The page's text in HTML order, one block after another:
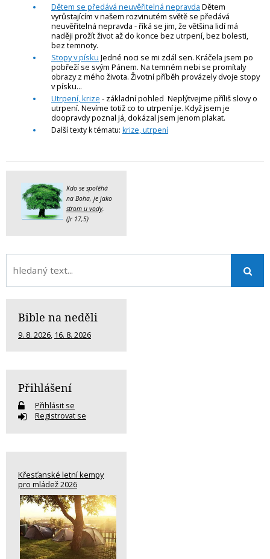
Dětem se předává neuvěřitelná nepravda Dětem
vyrůstajícím v našem rozvinutém světě se předává
neuvěřitelná nepravda - říká se jim, že většina lidí má
naději prožít život až do konce bez utrpení, bez bolesti,
bez temnoty.
Stopy v písku Jedné noci se mi zdál sen. Kráčela jsem po
pobřeží se svým Pánem. Na temném nebi se promítaly
obrazy z mého života. Životní příběh provázely dvoje stopy
v písku...
Utrpení, krize - základní pohled Neplýtvejme příliš slovy o
utrpení. Nevíme totiž co to utrpení je. Když jsem je
doopravdy poznal já, dokázal jsem jenom plakat.
Další texty k tématu: krize, utrpení
Kdo se spoléhá
na Boha, je jako
strom u vody
(Jr 17,5)
Bible na neděli
9. 8. 2026 16. 8. 2026
Přihlášení
Přihlásit se
Registrovat se
Křesťanské letní kempy
pro mládež 2026